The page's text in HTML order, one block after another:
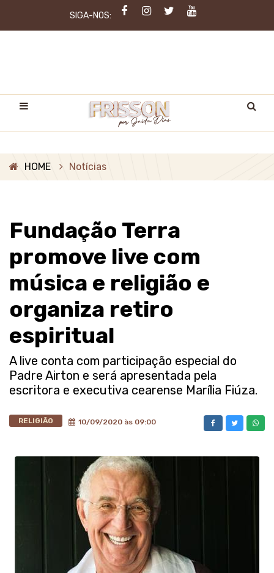
SIGA-NOS:
HOME Notícias
Fundação Terra
promove live com
música e religião e
organiza retiro
espiritual
A live conta com participação especial do
Padre Airton e será apresentada pela
escritora e executiva cearense Marília Fiúza.
RELIGIÃO 10/09/2020 às 09:00